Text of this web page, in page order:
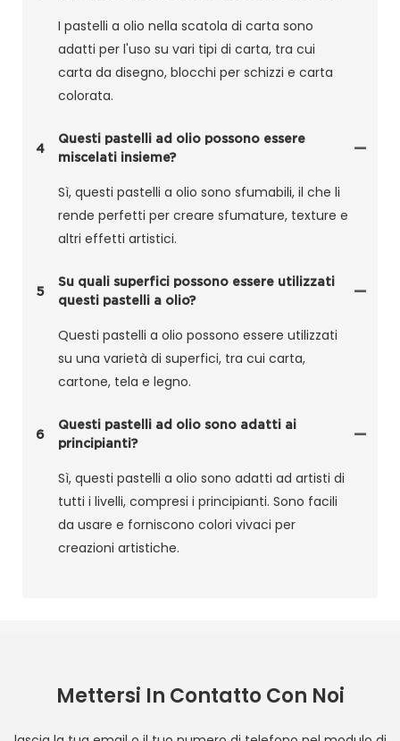
I pastelli a olio nella scatola di carta sono
adatti per l'uso su vari tipi di carta, tra cui
carta da disegno, blocchi per schizzi e carta
colorata.
4
Questi pastelli ad olio possono essere
miscelati insieme?
Sì, questi pastelli a olio sono sfumabili, il che li
rende perfetti per creare sfumature, texture e
altri effetti artistici.
5
Su quali superfici possono essere utilizzati
questi pastelli a olio?
Questi pastelli a olio possono essere utilizzati
su una varietà di superfici, tra cui carta,
cartone, tela e legno.
6
Questi pastelli ad olio sono adatti ai
principianti?
Sì, questi pastelli a olio sono adatti ad artisti di
tutti i livelli, compresi i principianti. Sono facili
da usare e forniscono colori vivaci per
creazioni artistiche.
Mettersi In Contatto Con Noi